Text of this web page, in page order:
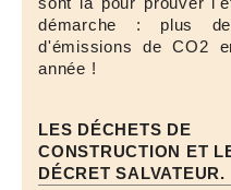
démarche : plus
d'émissions de CO2
année !
LES DÉCHETS DE
CONSTRUCTION ET
DÉCRET SALVATEUR.